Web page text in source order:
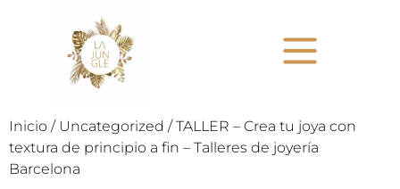
Inicio / Uncategorized / TALLER – Crea tu joya con
textura de principio a fin – Talleres de joyería
Barcelona